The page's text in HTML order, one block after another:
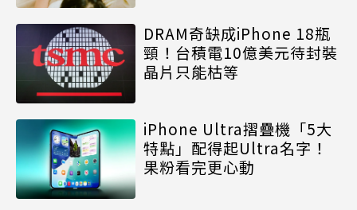
DRAM奇缺成iPhone 18瓶
頸！台積電10億美元待封裝
晶片只能枯等
iPhone Ultra摺疊機「5大
特點」配得起Ultra名字！
果粉看完更心動